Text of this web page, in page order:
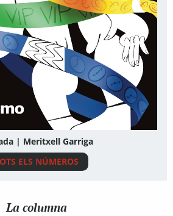
| Meritxell Garriga
ELS NÚMEROS
La columna